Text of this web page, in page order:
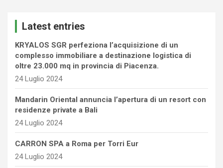
Latest entries
KRYALOS SGR perfeziona l’acquisizione di un
complesso immobiliare a destinazione logistica di
oltre 23.000 mq in provincia di Piacenza.
24 Luglio 2024
Mandarin Oriental annuncia l’apertura di un resort con
residenze private a Bali
24 Luglio 2024
CARRON SPA a Roma per Torri Eur
24 Luglio 2024